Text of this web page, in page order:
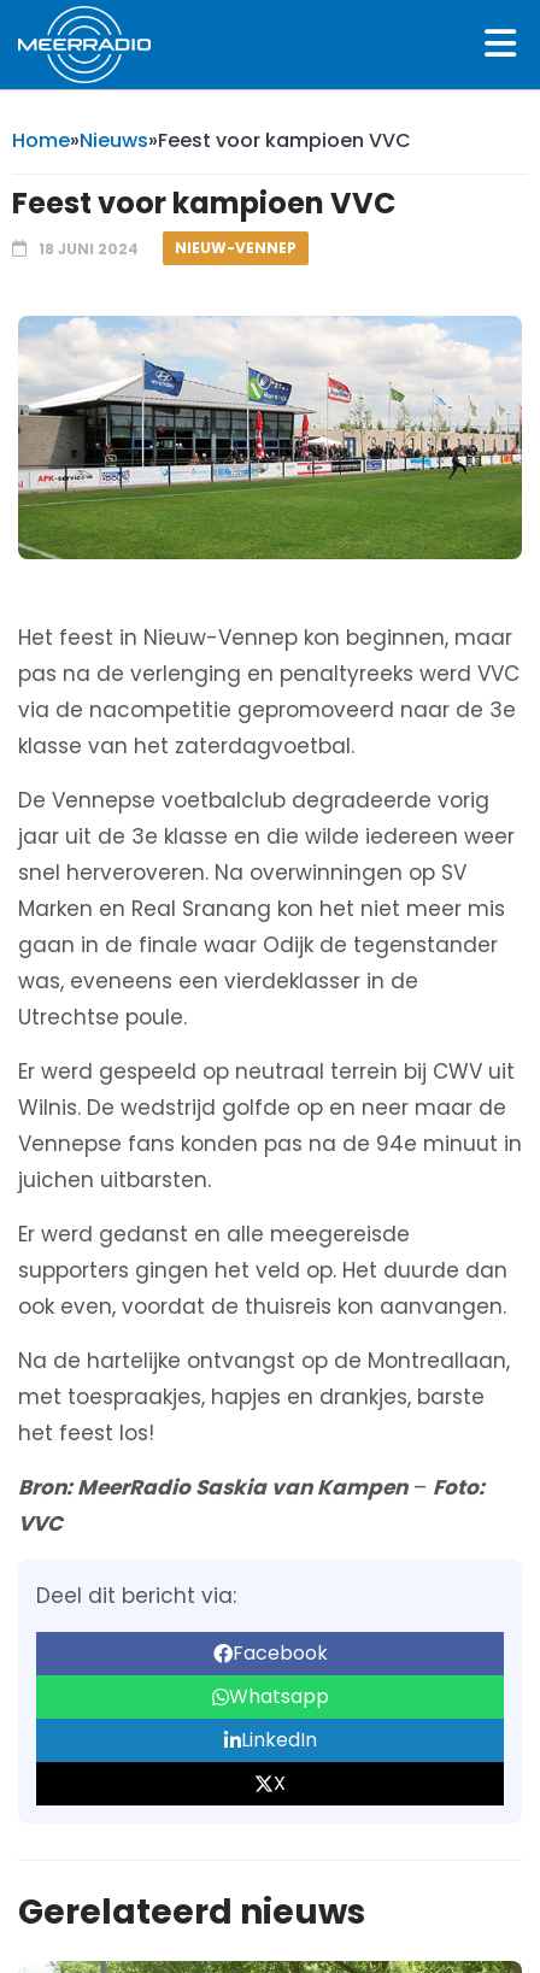
Home»Nieuws»Feest voor kampioen VVC
Feest voor kampioen VVC
18 JUNI 2024 NIEUW-VENNEP
Het feest in Nieuw-Vennep kon beginnen, maar
pas na de verlenging en penaltyreeks werd VVC
via de nacompetitie gepromoveerd naar de 3e
klasse van het zaterdagvoetbal.
De Vennepse voetbalclub degradeerde vorig
jaar uit de 3e klasse en die wilde iedereen weer
snel herveroveren. Na overwinningen op SV
Marken en Real Sranang kon het niet meer mis
gaan in de finale waar Odijk de tegenstander
was, eveneens een vierdeklasser in de
Utrechtse poule.
Er werd gespeeld op neutraal terrein bij CWV uit
Wilnis. De wedstrijd golfde op en neer maar de
Vennepse fans konden pas na de 94e minuut in
juichen uitbarsten.
Er werd gedanst en alle meegereisde
supporters gingen het veld op. Het duurde dan
ook even, voordat de thuisreis kon aanvangen.
Na de hartelijke ontvangst op de Montreallaan,
met toespraakjes, hapjes en drankjes, barste
het feest los!
Bron: MeerRadio Saskia van Kampen– Foto:
VVC
Deel dit bericht via:
Facebook
Whatsapp
LinkedIn
X
Gerelateerd nieuws